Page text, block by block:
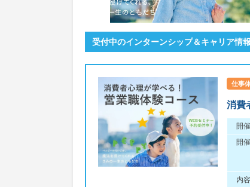
受付中のインターンシップ＆キャリア情報
仕事
消費
開
開
内